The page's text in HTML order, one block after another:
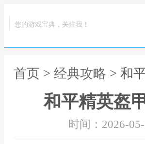
您的游戏宝典，关注我！
首页 > 经典攻略 > 和
和平精英盔
时间：2026-